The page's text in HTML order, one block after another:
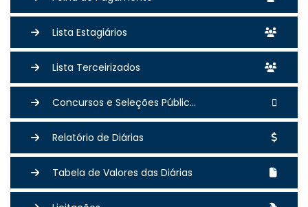
Lista Estagiários
Lista Terceirizados
Concursos e Seleções Públic...
Relatório de Diárias
Tabela de Valores das Diárias